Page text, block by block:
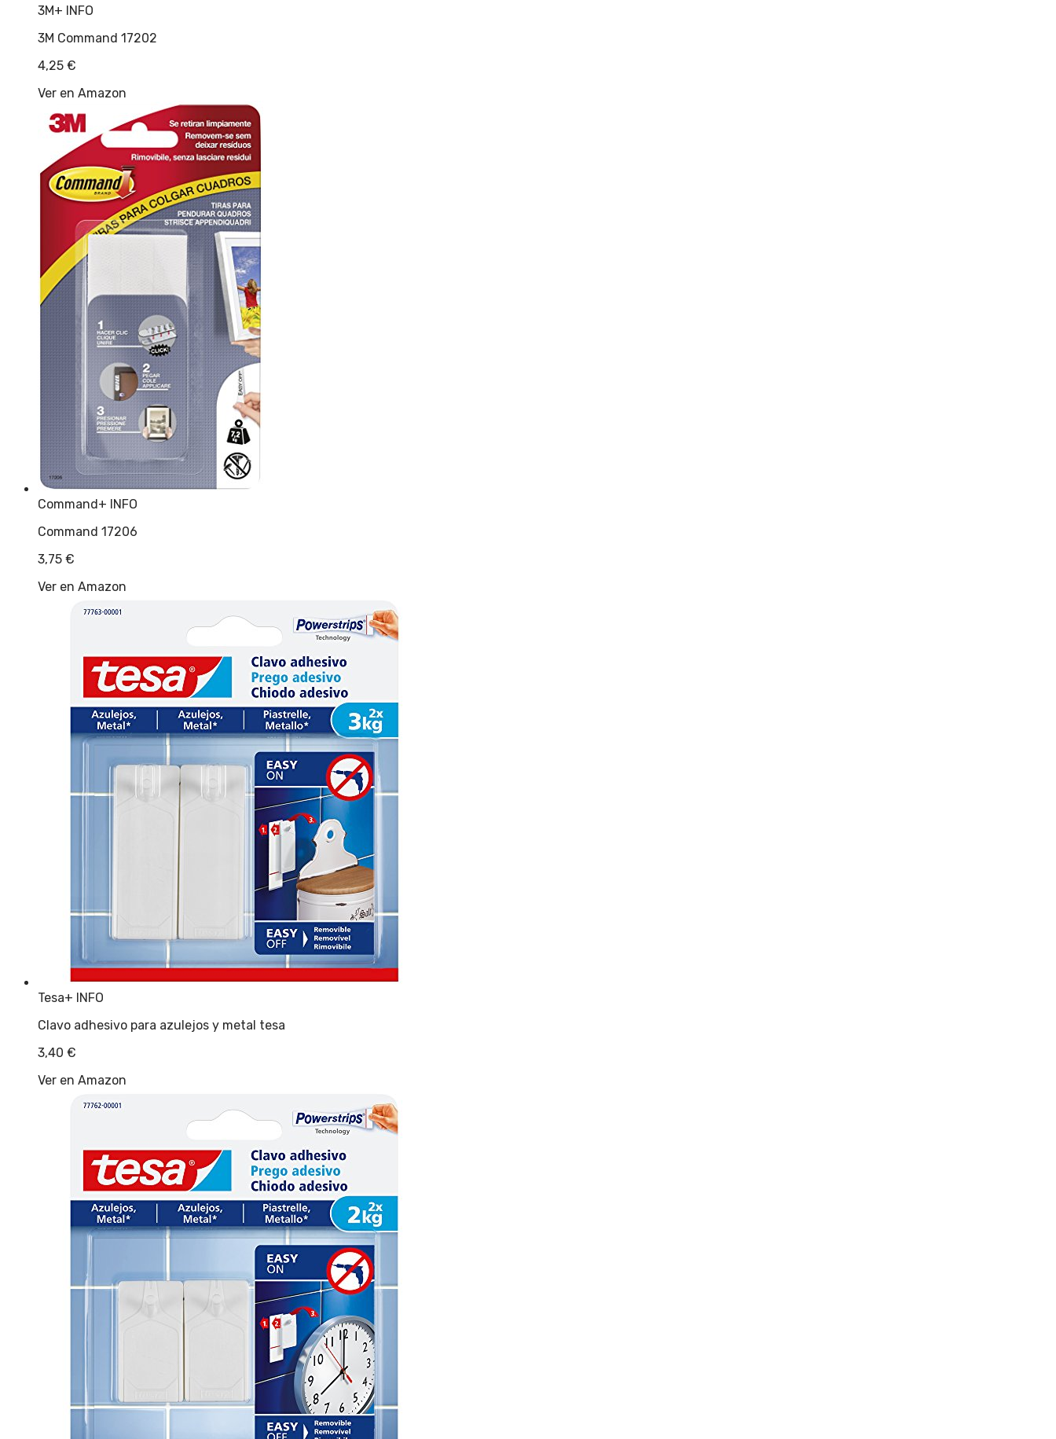
3M+ INFO
3M Command 17202
4,25 €
Ver en Amazon
Command+ INFO
Command 17206
3,75 €
Ver en Amazon
Tesa+ INFO
Clavo adhesivo para azulejos y metal tesa
3,40 €
Ver en Amazon